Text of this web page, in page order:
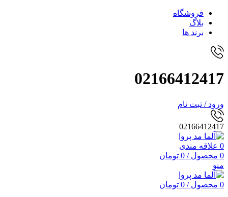
فروشگاه
بلاگ
برند ها
02166412417
ورود / ثبت نام
02166412417
0 علاقه مندی
0 محصول /
0 تومان
منو
0 محصول /
0 تومان